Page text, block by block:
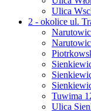
Ulica
2 - okolice ul.
Tuwima
Ulica